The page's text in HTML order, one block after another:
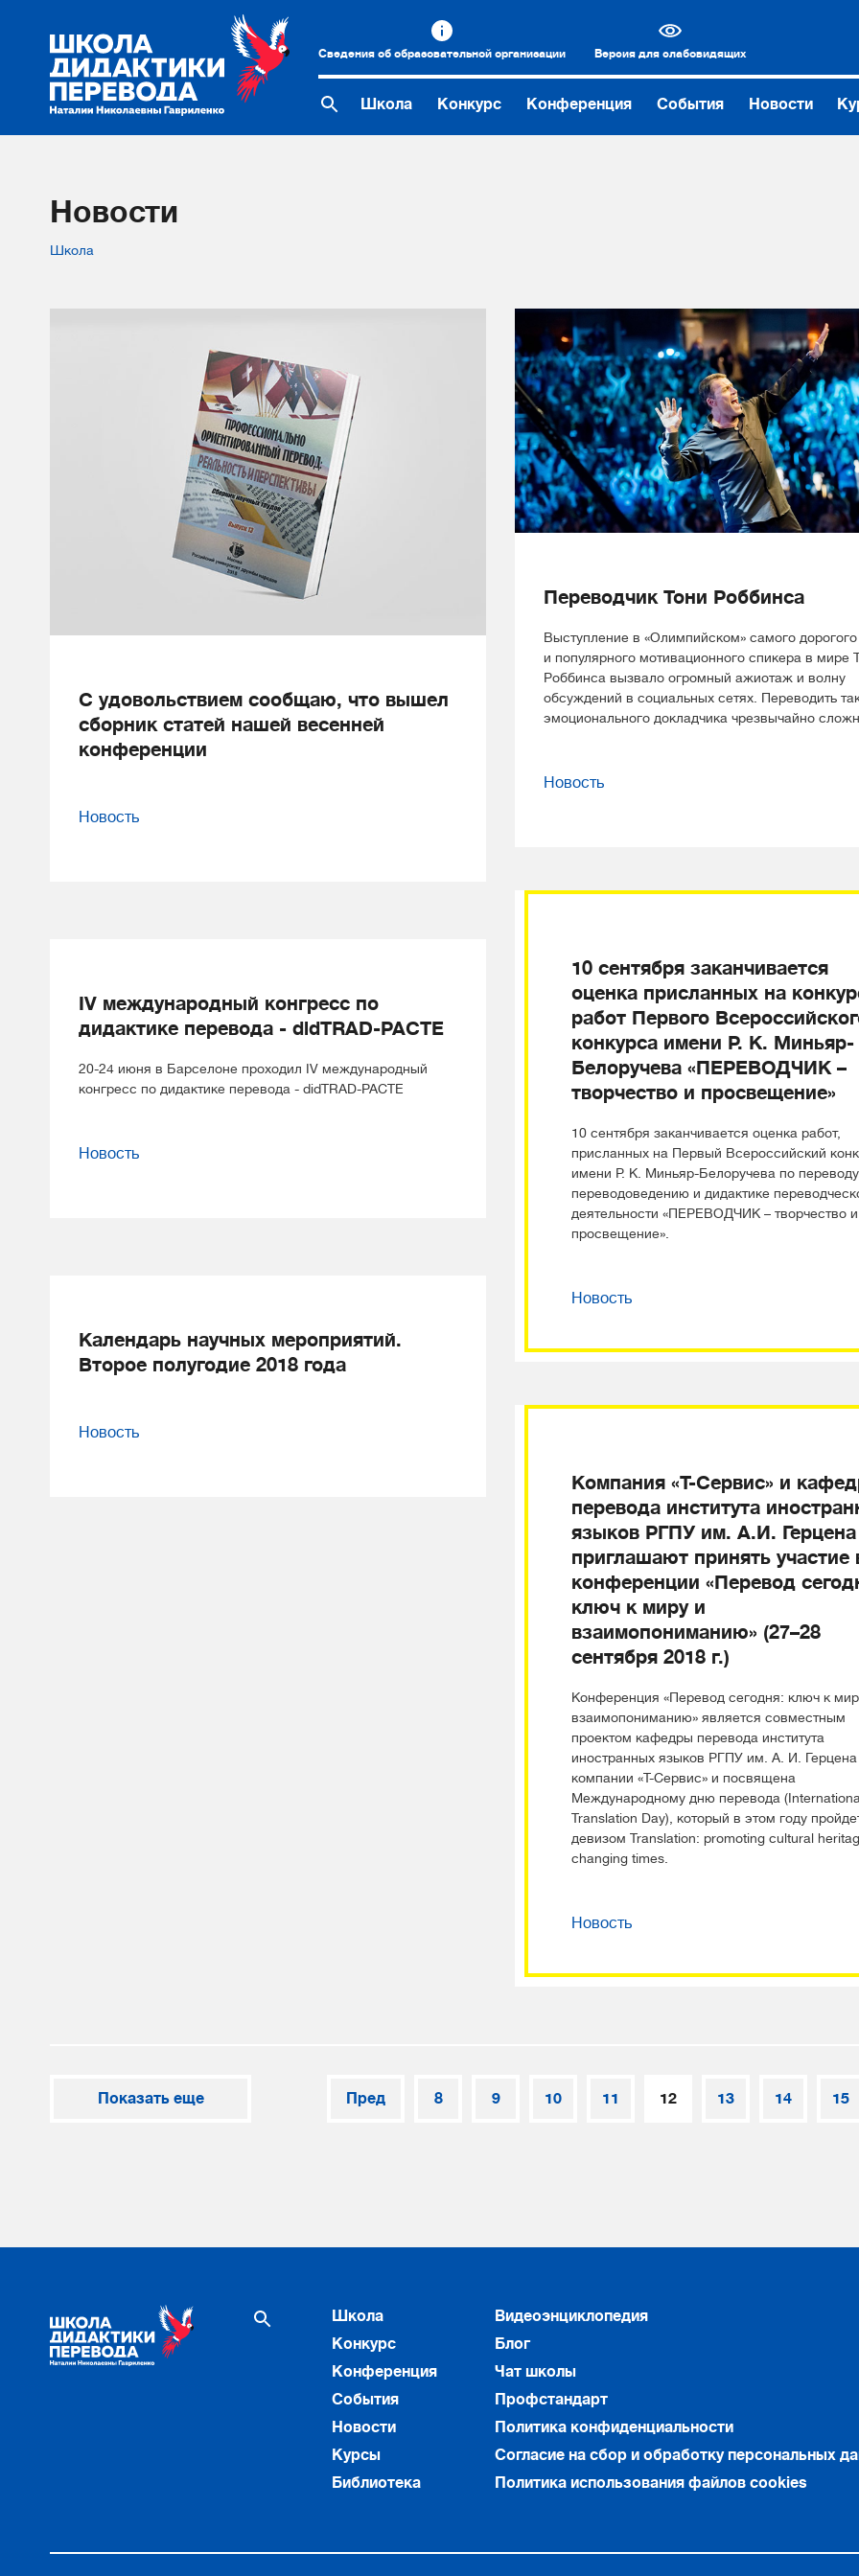
Сведения об образовательной организации Версия для слабовидящих
Школа Конкурс Конференция События Новости
Новости
Школа
С удовольствием сообщаю, что вышел
сборник статей нашей весенней
конференции
Новость
Переводчик Тони Роббинса
Выступление в «Олимпийском» самого дорогого
и популярного мотивационного спикера в мире
Роббинса вызвало огромный ажиотаж и волну
обсуждений в социальных сетях. Переводить
эмоционального докладчика чрезвычайно
Новость
10 сентября заканчивается
оценка присланных на
работ Первого
конкурса имени Р. К. Миньяр-
Белоручева «ПЕРЕВОДЧИК –
творчество и просвещение»
10 сентября заканчивается оценка работ,
присланных на Первый Всероссийский
имени Р. К. Миньяр-Белоручева по переводу,
переводоведению и дидактике
деятельности «ПЕРЕВОДЧИК – творчество и
просвещение».
Новость
IV международный конгресс по
дидактике перевода - didTRAD-PACTE
20-24 июня в Барселоне проходил IV международный
конгресс по дидактике перевода - didTRAD-PACTE
Новость
Календарь научных мероприятий.
Второе полугодие 2018 года
Новость
Компания «Т-Сервис» и
перевода института
языков РГПУ им. А.И. Герцена
приглашают принять участие
конференции «Перевод
ключ к миру и
взаимопониманию» (27–28
сентября 2018 г.)
Конференция «Перевод сегодня: ключ к
взаимопониманию» является совместным
проектом кафедры перевода института
иностранных языков РГПУ им. А. И. Герцена
компании «Т-Сервис» и посвящена
Международному дню перевода
Translation Day), который в этом году
девизом Translation: promoting cultural
changing times.
Новость
Показать еще Пред 8 9 10 11 12 13 14 15
Школа
Конкурс
Конференция
События
Новости
Курсы
Библиотека
Видеоэнциклопедия
Блог
Чат школы
Профстандарт
Политика конфиденциальности
Согласие на сбор и обработку персональных
Политика использования файлов cookies